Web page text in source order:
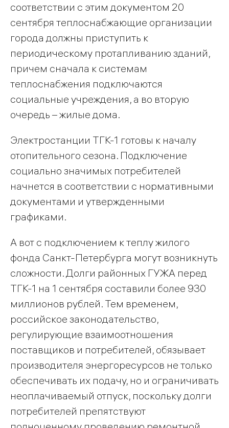
соответствии с этим документом 20
сентября теплоснабжающие организации
города должны приступить к
периодическому протапливанию зданий,
причем сначала к системам
теплоснабжения подключаются
социальные учреждения, а во вторую
очередь – жилые дома.
Электростанции ТГК-1 готовы к началу
отопительного сезона. Подключение
социально значимых потребителей
начнется в соответствии с нормативными
документами и утвержденными
графиками.
А вот с подключением к теплу жилого
фонда Санкт-Петербурга могут возникнуть
сложности. Долги районных ГУЖА перед
ТГК-1 на 1 сентября составили более 930
миллионов рублей. Тем временем,
российское законодательство,
регулирующие взаимоотношения
поставщиков и потребителей, обязывает
производителя энергоресурсов не только
обеспечивать их подачу, но и ограничивать
неоплачиваемый отпуск, поскольку долги
потребителей препятствуют